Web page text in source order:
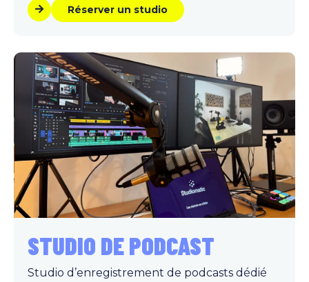
Réserver un studio
STUDIO DE PODCAST
Studio d’enregistrement de podcasts dédié